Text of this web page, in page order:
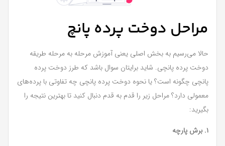
مراحل دوخت پرده پانچ
حالا می‌رسیم به بخش اصلی یعنی آموزش مرحله به مرحله طریقه
دوخت پرده پانچی. شاید برایتان سوال باشد که طرز دوخت پرده
پانچی چگونه است؟ یا نحوه دوخت پرده پانچی چه تفاوتی با پرده‌های
معمولی دارد؟ مراحل زیر را قدم به قدم دنبال کنید تا بهترین نتیجه را
بگیرید:
۱. برش پارچه